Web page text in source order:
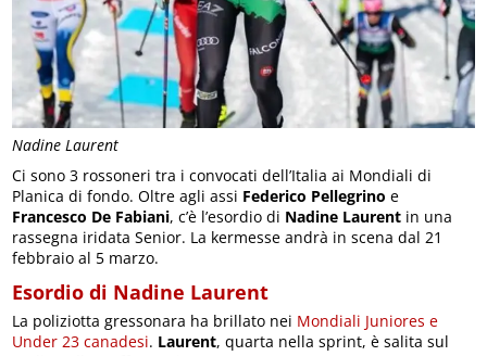
Nadine Laurent
Ci sono 3 rossoneri tra i convocati dell’Italia ai Mondiali di
Planica di fondo. Oltre agli assi Federico Pellegrino e
Francesco De Fabiani, c’è l’esordio di Nadine Laurent in una
rassegna iridata Senior. La kermesse andrà in scena dal 21
febbraio al 5 marzo.
Esordio di Nadine Laurent
La poliziotta gressonara ha brillato nei Mondiali Juniores e
Under 23 canadesi. Laurent, quarta nella sprint, è salita sul